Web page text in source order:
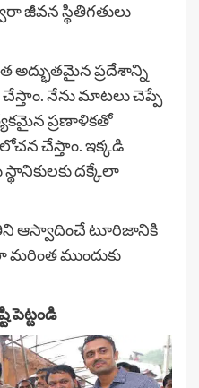
జీవన స్థితిగతులు
అద్భుతమైన ప్రదేశాన్ని
నేను మాటలు చెప్పే
ప్రణాళికతో
చేస్తాం. ఇక్కడి
దక్కేలా
ఆస్వాదించే టూరిజానికి
ముందుకు
పెట్టండి